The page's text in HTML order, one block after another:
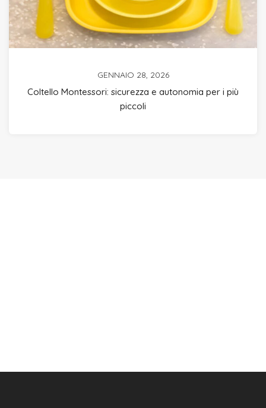
GENNAIO 28, 2026
Coltello Montessori: sicurezza e autonomia per i più
piccoli